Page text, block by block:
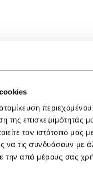
της επισκεψιμότητάς
τον ιστότοπό μας
να τις συνδυάσουν με
την από μέρους σας